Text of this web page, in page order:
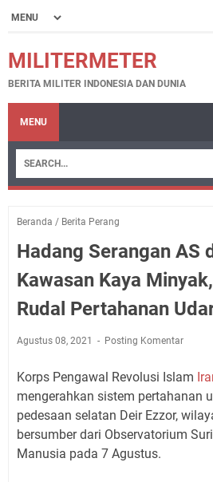
MILITERMETER
BERITA MILITER INDONESIA DAN DUNIA
MENU
Beranda / Berita Perang
Hadang Serangan AS
Kawasan Kaya
Rudal Pertahanan
Agustus 08, 2021 Posting Komentar
Korps Pengawal Revolusi Islam
mengerahkan sistem pertahanan
pedesaan selatan Deir Ezzor,
bersumber dari Observatorium
Manusia pada 7 Agustus.